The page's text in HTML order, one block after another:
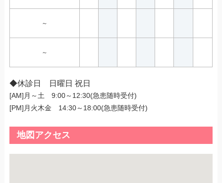
～
～
◆休診日 日曜日 祝日
[AM]月～土 9:00～12:30(急患随時受付)
[PM]月火木金 14:30～18:00(急患随時受付)
地図アクセス